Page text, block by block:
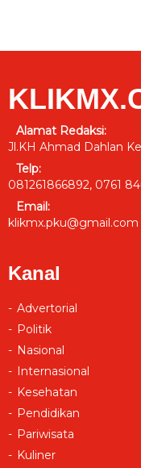
Alamat Redaksi:
Jl.KH Ahmad Dahlan
Telp:
081261866892, 0761
Email:
klikmx.pku@gmail.com
Kanal
Advertorial
Politik
Nasional
Internasional
Kesehatan
Pendidikan
Pariwisata
Kuliner